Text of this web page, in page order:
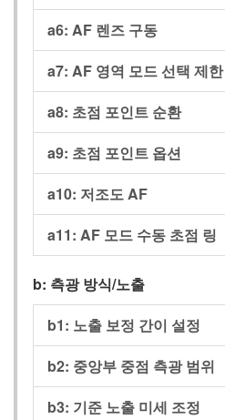
a6: AF 렌즈 구동
a7: AF 영역 모드 선택 제한
a8: 초점 포인트 순환
a9: 초점 포인트 옵션
a10: 저조도 AF
a11: AF 모드 수동 초점 링
b: 측광 방식/노출
b1: 노출 보정 간이 설정
b2: 중앙부 중점 측광 범위
b3: 기준 노출 미세 조정